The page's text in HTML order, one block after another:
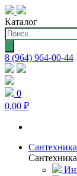
Каталог
Поиск
товаров
8 (964) 964-00-44
0
0,00 ₽
Сантехника
Сантехника